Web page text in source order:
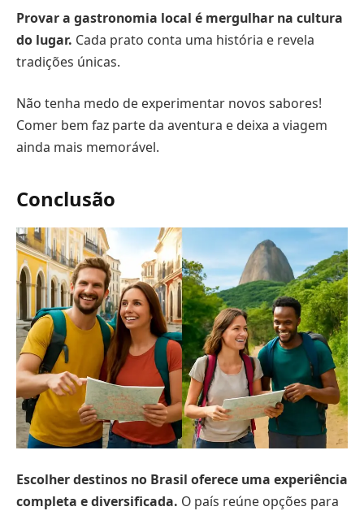
Provar a gastronomia local é mergulhar na cultura
do lugar. Cada prato conta uma história e revela
tradições únicas.
Não tenha medo de experimentar novos sabores!
Comer bem faz parte da aventura e deixa a viagem
ainda mais memorável.
Conclusão
Escolher destinos no Brasil oferece uma experiência
completa e diversificada. O país reúne opções para